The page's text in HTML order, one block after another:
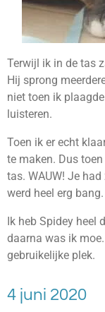
Terwijl ik in de tas
Hij sprong
niet toen ik
luisteren.
Toen ik er echt
te maken. Dus
tas. WAUW! Je
werd heel erg
Ik heb Spidey heel
daarna was ik
gebruikelijke plek.
4 juni 2020